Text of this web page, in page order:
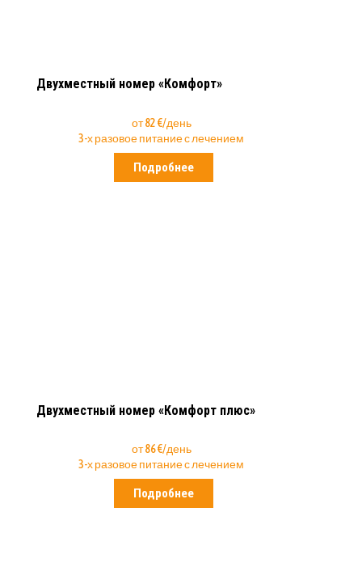
Двухместный номер «Комфорт»
от 82 €/день
3-х разовое питание с лечением
Подробнее
Двухместный номер «Комфорт плюс»
от 86 €/день
3-х разовое питание с лечением
Подробнее